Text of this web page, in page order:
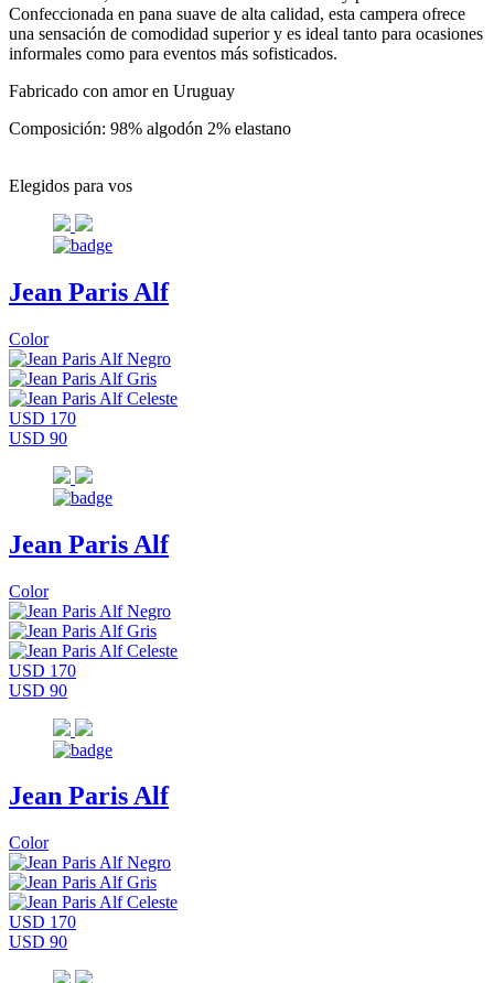
Confeccionada en pana suave de alta calidad, esta campera ofrece
una sensación de comodidad superior y es ideal tanto para ocasiones
informales como para eventos más sofisticados.
Fabricado con amor en Uruguay
Composición: 98% algodón 2% elastano
Elegidos para vos
Jean Paris Alf
Color
USD 170
USD 90
Jean Paris Alf
Color
USD 170
USD 90
Jean Paris Alf
Color
USD 170
USD 90